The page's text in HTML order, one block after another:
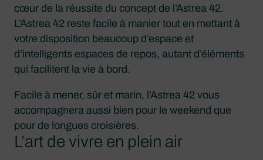
cœur de la réussite du concept de l’Astrea 42.
L’Astrea 42 reste facile à manier tout en mettant à
votre disposition beaucoup d’espace et
d’intelligents espaces de repos, autant d’éléments
qui facilitent la vie à bord.
Facile à mener, sûr et marin, l’Astrea 42 vous
accompagnera aussi bien pour le weekend que
pour de longues croisières.
L’art de vivre en plein air